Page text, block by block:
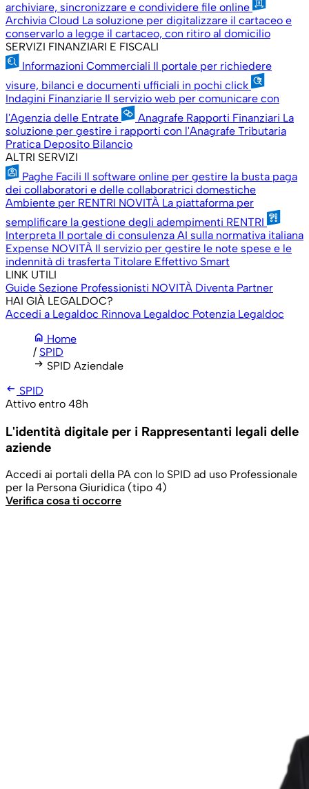
archiviare, sincronizzare e condividere file online
Archivia Cloud La soluzione per digitalizzare il cartaceo e
conservarlo a legge il cartaceo, con ritiro al domicilio
SERVIZI FINANZIARI E FISCALI
Informazioni Commerciali Il portale per richiedere
visure, bilanci e documenti ufficiali in pochi click
Indagini Finanziarie Il servizio web per comunicare con
l'Agenzia delle Entrate
Anagrafe Rapporti Finanziari La
soluzione per gestire i rapporti con l'Anagrafe Tributaria
Pratica Deposito Bilancio
ALTRI SERVIZI
Paghe Facili Il software online per gestire la busta paga
dei collaboratori e delle collaboratrici domestiche
Ambiente per RENTRI NOVITÀ La piattaforma per
semplificare la gestione degli adempimenti RENTRI
Interpreta Il portale di consulenza AI sulla normativa italiana
Expense NOVITÀ Il servizio per gestire le note spese e le
indennità di trasferta Titolare Effettivo Smart
LINK UTILI
Guide Sezione Professionisti NOVITÀ Diventa Partner
HAI GIÀ LEGALDOC?
Accedi a Legaldoc Rinnova Legaldoc Potenzia Legaldoc
home Home
/ SPID
arrow_right_alt SPID Aziendale
arrow_left_alt SPID
Attivo entro 48h
L'identità digitale per i Rappresentanti legali delle
aziende
Accedi ai portali della PA con lo SPID ad uso Professionale
per la Persona Giuridica (tipo 4)
Verifica cosa ti occorre